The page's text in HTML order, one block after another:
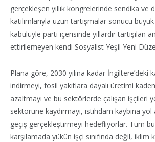
gerçekleşen yıllık kongrelerinde sendika ve
katılımlarıyla uzun tartışmalar sonucu
kabulüyle parti içerisinde yıllardır tartışılan
ettirilemeyen kendi Sosyalist Yeşil Yeni
Plana göre, 2030 yılına kadar İngiltere’deki
indirmeyi, fosil yakıtlara dayalı üretimi
azaltmayı ve bu sektörlerde çalışan işçileri
sektörüne kaydırmayı, istihdam kaybına
geçiş gerçekleştirmeyi hedefliyorlar. Tüm
karşılamada yükün işçi sınıfında değil, iklim